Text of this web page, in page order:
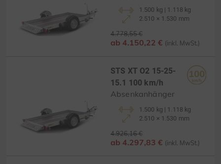
1.500 kg | 1.118 kg
2.510 × 1.530 mm
4.778,55 €
ab 4.150,22 € (inkl. MwSt.)
STS XT O2 15-25-
15.1 100 km/h
Absenkanhänger
1.500 kg | 1.118 kg
2.510 × 1.530 mm
4.926,16 €
ab 4.297,83 € (inkl. MwSt.)